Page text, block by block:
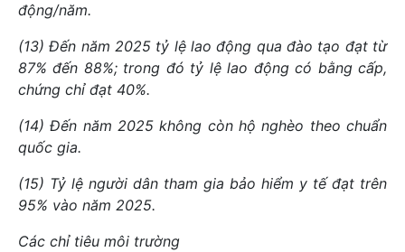
động/năm.
(13) Đến năm 2025 tỷ lệ lao động qua đào tạo đạt từ
87% đến 88%; trong đó tỷ lệ lao động có bằng cấp,
chứng chỉ đạt 40%.
(14) Đến năm 2025 không còn hộ nghèo theo chuẩn
quốc gia.
(15) Tỷ lệ người dân tham gia bảo hiểm y tế đạt trên
95% vào năm 2025.
Các chỉ tiêu môi trường